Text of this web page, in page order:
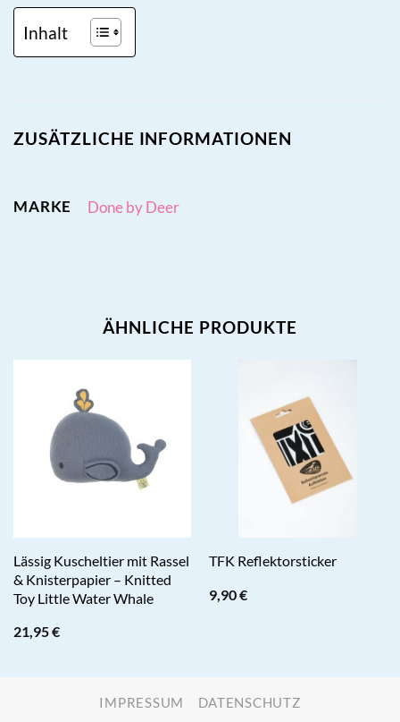
Inhalt
ZUSÄTZLICHE INFORMATIONEN
MARKE Done by Deer
ÄHNLICHE PRODUKTE
Lässig Kuscheltier mit Rassel
& Knisterpapier – Knitted
Toy Little Water Whale
21,95€
TFK Reflektorsticker
9,90€
IMPRESSUM DATENSCHUTZ